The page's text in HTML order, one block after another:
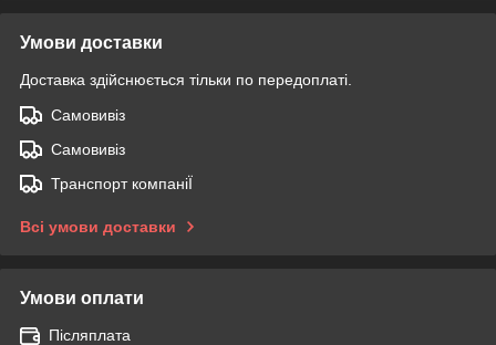
Умови доставки
Доставка здійснюється тільки по передоплаті.
Самовивіз
Самовивіз
Транспорт компаніЇ
Всі умови доставки
Умови оплати
Післяплата